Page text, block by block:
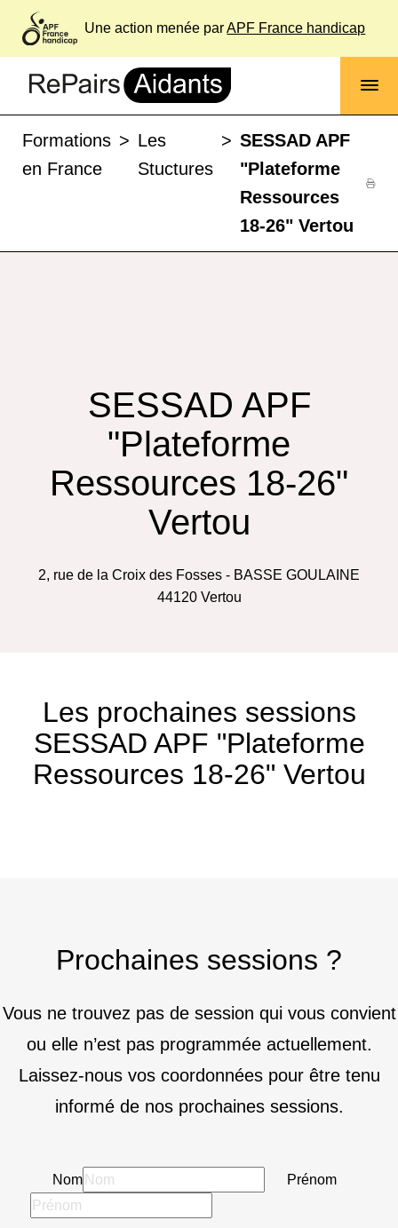
Une action menée parAPF France handicap
Formations
en France
> Les
Stuctures
> SESSAD APF
"Plateforme
Ressources
18-26" Vertou
SESSAD APF
"Plateforme
Ressources 18-26"
Vertou
2, rue de la Croix des Fosses - BASSE GOULAINE
44120 Vertou
Les prochaines sessions
SESSAD APF "Plateforme
Ressources 18-26" Vertou
Prochaines sessions ?
Vous ne trouvez pas de session qui vous convient
ou elle n’est pas programmée actuellement.
Laissez-nous vos coordonnées pour être tenu
informé de nos prochaines sessions.
Nom Prénom